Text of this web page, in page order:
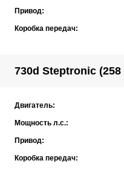
Привод:
Коробка передач:
730d Steptronic (258
Двигатель:
Мощность л.с.:
Привод:
Коробка передач: